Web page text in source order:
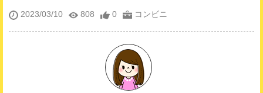
2023/03/10 808 0 コンビニ